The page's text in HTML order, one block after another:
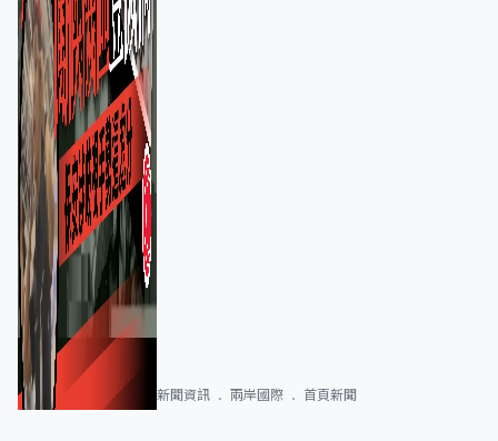
新聞資訊 兩岸國際 首頁新聞